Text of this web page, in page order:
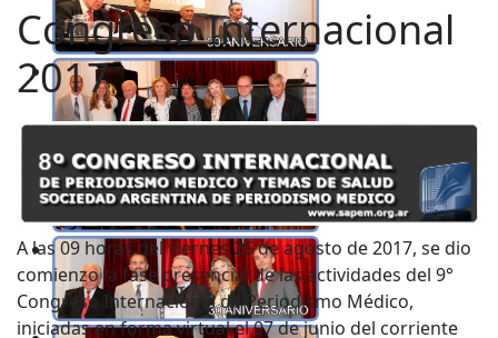
Congreso Internacional
2017
A las 09 horas del viernes 25 de agosto de 2017, se dio
comienzo la fase presencial de las actividades del 9°
Congreso Internacional de Periodismo Médico,
iniciadas en forma virtual el 07 de junio del corriente